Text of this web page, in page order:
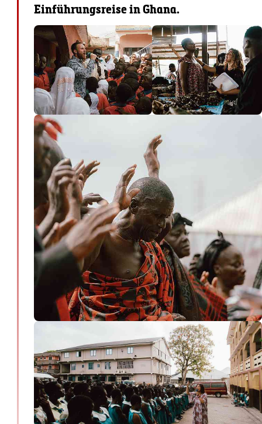
Einführungsreise in Ghana.